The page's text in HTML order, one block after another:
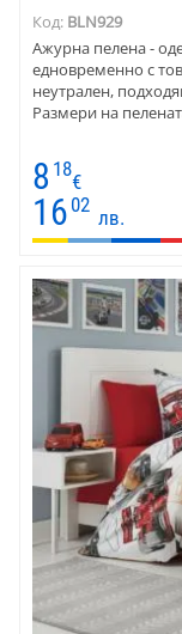
Код: BLN929
Ажурна пелена -
едновременно с
неутрален,
Размери на
8 18
€
16 02
лв.